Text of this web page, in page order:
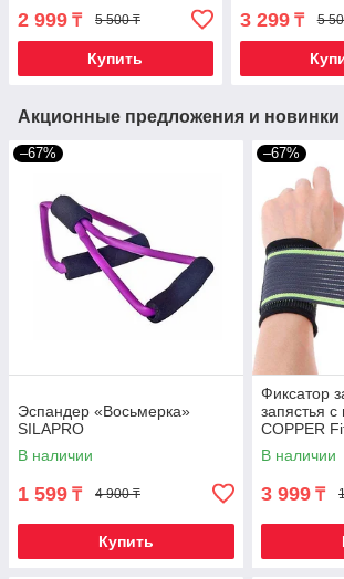
2 999 ₸ 5 500 ₸
Купить
3 299₸ 5
Акционные предложения и новинки
–67%
Эспандер «Восьмерка»
SILAPRO
В наличии
1 599 ₸ 4 900 ₸
Купить
–67%
Фиксатор
запястья
COPPER
В наличии
3 999 ₸